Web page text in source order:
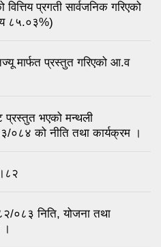
प्रगती सार्वजनिक गरिएको
८५.०३%)
मार्फत प्रस्तुत गरिएको आ.व
प्रस्तुत भएको मन्थली
०८४ को नीति तथा कार्यक्रम ।
०८३ निति, योजना तथा
।